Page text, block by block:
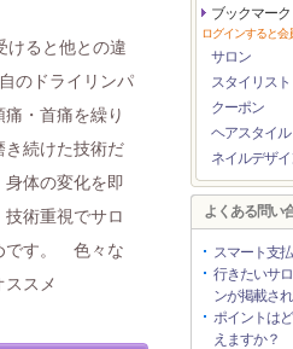
けると他との違
のドライリンパ
・首痛を繰り
き続けた技術だ
体の変化を即
術重視でサロ
です。 色々な
スメ
ブックマーク
ログインすると会
サロン
スタイリスト
クーポン
ヘアスタイル
ネイルデザ
よくある問い
スマート支
行きたいサ
ンが掲載さ
ポイントは
えますか？